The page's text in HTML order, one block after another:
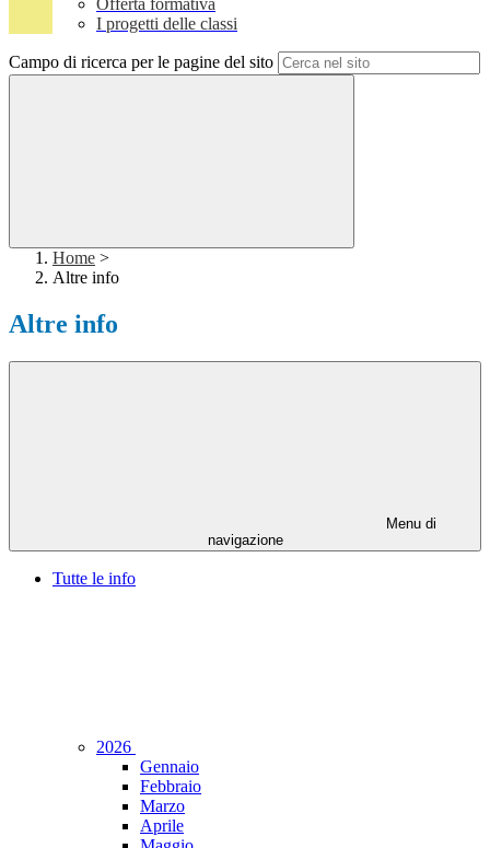
Offerta formativa
I progetti delle classi
Campo di ricerca per le pagine del sito
Home >
Altre info
Altre info
Menu di
navigazione
Tutte le info
2026
Gennaio
Febbraio
Marzo
Aprile